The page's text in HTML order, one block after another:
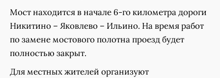
Мост находится в начале 6-го километра дороги
Никитино – Яковлево – Ильино. На время работ
по замене мостового полотна проезд будет
полностью закрыт.
Для местных жителей организуют